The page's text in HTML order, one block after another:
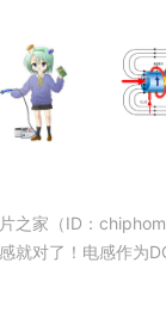
。
音干扰较大或固
软件版本或更换
或供电电源问题。
之家（ID：
就对了！电感作为